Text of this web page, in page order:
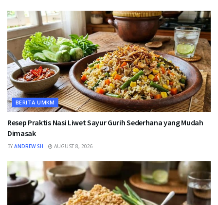
BERITA UMKM
Resep Praktis Nasi Liwet Sayur Gurih Sederhana yang Mudah
Dimasak
BY ANDREW SH AUGUST 8, 2026